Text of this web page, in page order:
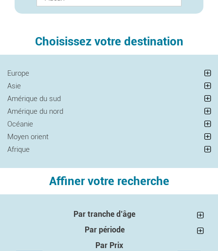
Choisissez votre destination
Europe
Asie
Amérique du sud
Amérique du nord
Océanie
Moyen orient
Afrique
Affiner votre recherche
Par tranche d’âge
Par période
Par Prix